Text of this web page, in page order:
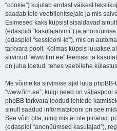
“cookie”) kujutab endast väikest
saadab teie veebilehitsejale ja mis
Esimesed kaks küpsist sisaldavad
(edaspidi “kasutajanimi”) ja
(edaspidi “sessiooni-id”), mis on
tarkvara poolt. Kolmas küpsis luuakse
sirvinud “www.firn.ee” teemasi ja
on juba loetud, tehes veebilehe
Me võime ka sirvimise ajal luua
“www.firn.ee”, kuigi need on
phpBB tarkvara loodud lehtede
sinult saadud informatsiooni on see
See võib olla, ning mis ei ole piiratud:
(edaspidi “anonüümsed kasutajad”),